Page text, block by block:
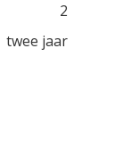
2
twee jaar